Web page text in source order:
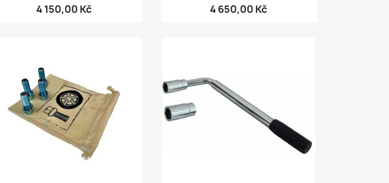
4 150,00 Kč 4 650,00 Kč